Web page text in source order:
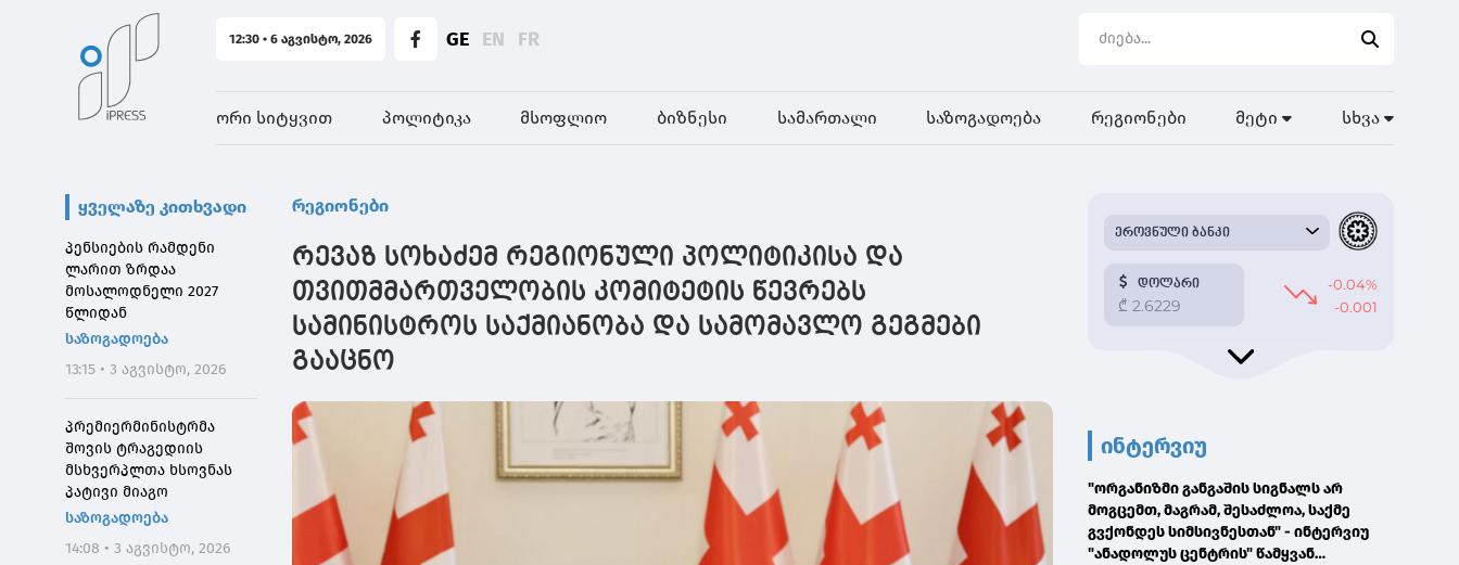
12:30 • 6 აგვისტო, 2026 GE EN FR
ორი სიტყვით პოლიტიკა მსოფლიო ბიზნესი სამართალი საზოგადოება რეგიონები მეტი სხვა
ყველაზე კითხვადი
პენსიების რამდენი
ლარით ზრდაა
მოსალოდნელი 2027
წლიდან
საზოგადოება
13:15 • 3 აგვისტო, 2026
პრემიერმინისტრმა
შოვის ტრაგედიის
მსხვერპლთა ხსოვნას
პატივი მიაგო
საზოგადოება
14:08 • 3 აგვისტო, 2026
რეგიონები
რევაზ სოხაძემ რეგიონული პოლიტიკისა და
თვითმმართველობის კომიტეტის წევრებს
სამინისტროს საქმიანობა და სამომავლო გეგმები
გააცნო
ინტერვიუ
"ორგანიზმი განგაშის სიგნალს არ
მოგცემთ, მაგრამ, შესაძლოა, საქმე
გვქონდეს სიმსივნესთან" - ინტერვიუ
"ანადოლუს ცენტრის" წამყვან